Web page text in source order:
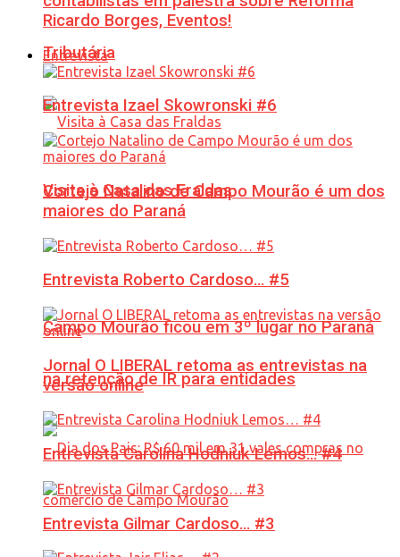
Tributária
Visita à Casa das Fraldas
Campo Mourão ficou em 3º lugar no Paraná
na retenção de IR para entidades
Ricardo Borges, Eventos!
Entrevista
Entrevista Izael Skowronski #6
Cortejo Natalino de Campo Mourão é um dos
maiores do Paraná
Entrevista Roberto Cardoso… #5
Jornal O LIBERAL retoma as entrevistas na
versão online
Entrevista Carolina Hodniuk Lemos… #4
Entrevista Gilmar Cardoso… #3